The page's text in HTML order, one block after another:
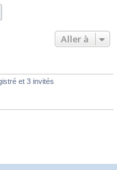
Aller à
et 3 invités